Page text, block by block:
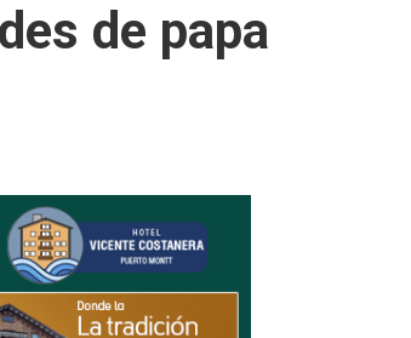
de papa